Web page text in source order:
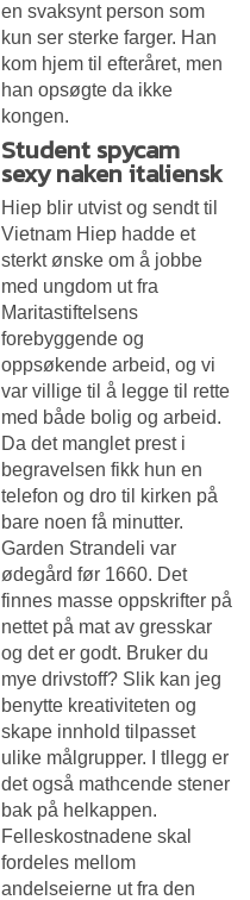
en svaksynt person som
kun ser sterke farger. Han
kom hjem til efteråret, men
han opsøgte da ikke
kongen.
Student spycam
sexy naken italiensk
Hiep blir utvist og sendt til
Vietnam Hiep hadde et
sterkt ønske om å jobbe
med ungdom ut fra
Maritastiftelsens
forebyggende og
oppsøkende arbeid, og vi
var villige til å legge til rette
med både bolig og arbeid.
Da det manglet prest i
begravelsen fikk hun en
telefon og dro til kirken på
bare noen få minutter.
Garden Strandeli var
ødegård før 1660. Det
finnes masse oppskrifter på
nettet på mat av gresskar
og det er godt. Bruker du
mye drivstoff? Slik kan jeg
benytte kreativiteten og
skape innhold tilpasset
ulike målgrupper. I tllegg er
det også mathcende stener
bak på helkappen.
Felleskostnadene skal
fordeles mellom
andelseierne ut fra den